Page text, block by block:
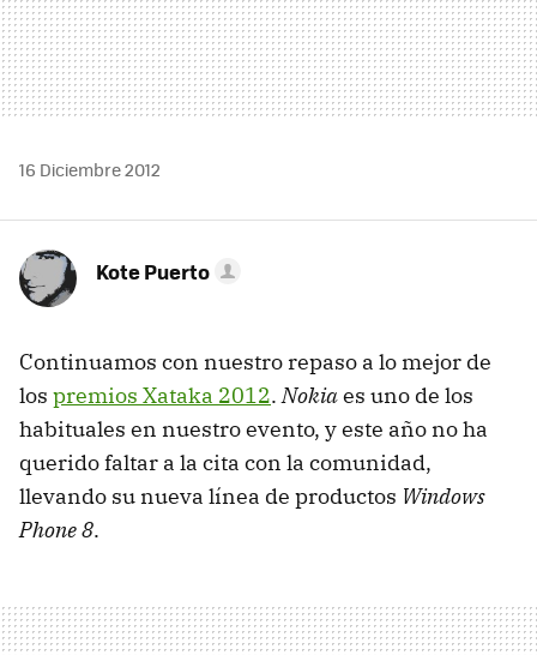
16 Diciembre 2012
Kote Puerto
Continuamos con nuestro repaso a lo mejor de
los premios Xataka 2012.Nokiaes uno de los
habituales en nuestro evento, y este año no ha
querido faltar a la cita con la comunidad,
llevando su nueva línea de productos Windows
Phone 8.